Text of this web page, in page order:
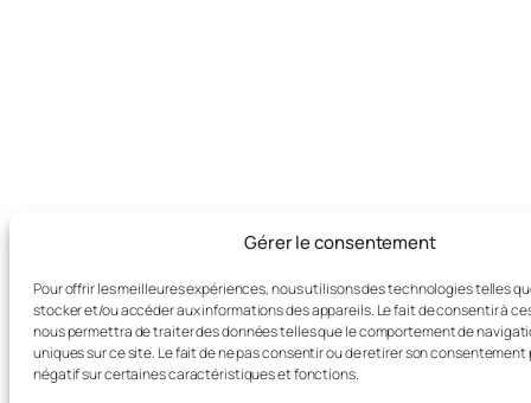
Gérer le consentement
Pour offrir les meilleures expériences, nous utilisons des technologies telles
stocker et/ou accéder aux informations des appareils. Le fait de consentir à
nous permettra de traiter des données telles que le comportement de
uniques sur ce site. Le fait de ne pas consentir ou de retirer son
négatif sur certaines caractéristiques et fonctions.